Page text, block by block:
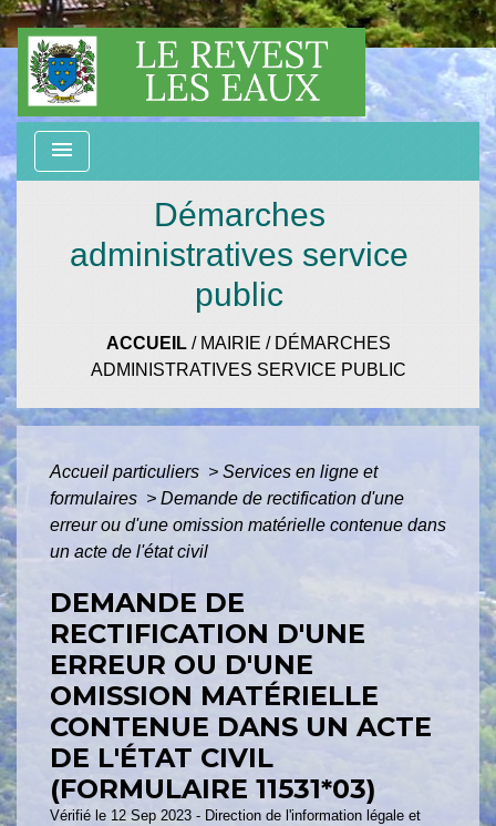
menu
Démarches
administratives service
public
ACCUEIL/ MAIRIE / DÉMARCHES
ADMINISTRATIVES SERVICE PUBLIC
Accueil particuliers > Services en ligne et
formulaires > Demande de rectification d'une
erreur ou d'une omission matérielle contenue dans
un acte de l'état civil
DEMANDE DE
RECTIFICATION D'UNE
ERREUR OU D'UNE
OMISSION MATÉRIELLE
CONTENUE DANS UN ACTE
DE L'ÉTAT CIVIL
(FORMULAIRE 11531*03)
Vérifié le 12 Sep 2023 - Direction de l'information légale et